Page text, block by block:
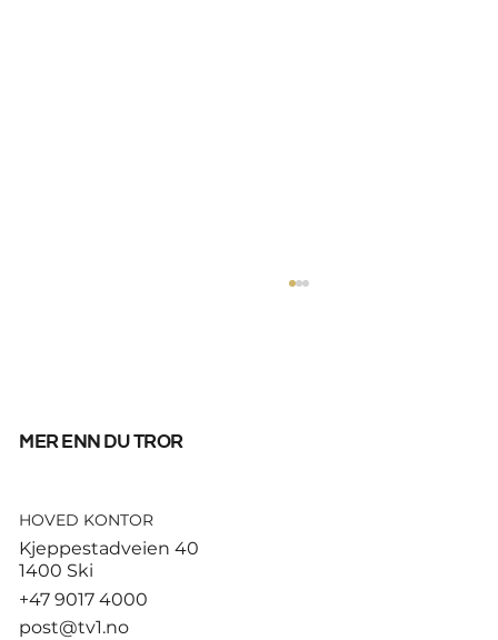
God start for de norske
Hamburg
mer enn du tror
HOVED KONTOR
Kjeppestadveien 40
1400 Ski
+47 9017 4000
post@tv1.no